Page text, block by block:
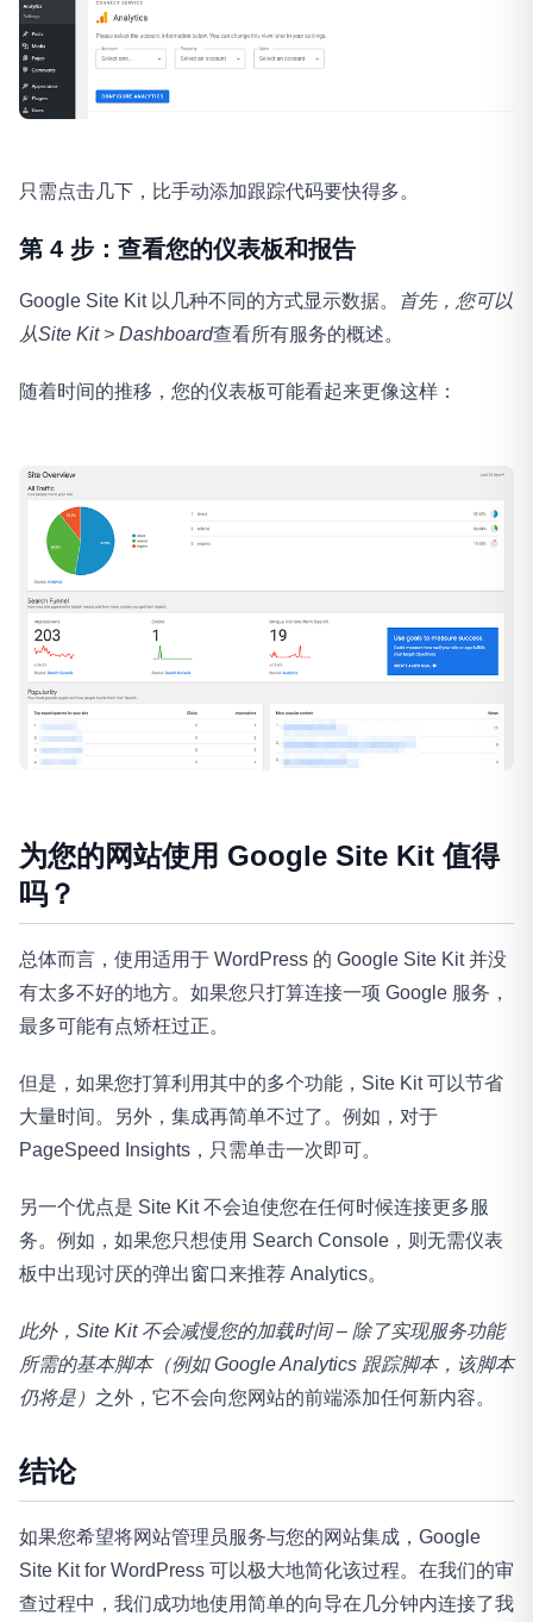
只需点击几下，比手动添加跟踪代码要快得多。
第 4 步：查看您的仪表板和报告
Google Site Kit 以几种不同的方式显示数据。
首先，您可以
从Site Kit > Dashboard查看所有服务的概述。
随着时间的推移，您的仪表板可能看起来更像这样：
为您的网站使用 Google Site Kit 值得
吗？
总体而言，使用适用于 WordPress 的 Google Site Kit 并没
有太多不好的地方。如果您只打算连接一项 Google 服务，
最多可能有点矫枉过正。
但是，如果您打算利用其中的多个功能，Site Kit 可以节省
大量时间。另外，集成再简单不过了。例如，对于
PageSpeed Insights，只需单击一次即可。
另一个优点是 Site Kit 不会迫使您在任何时候连接更多服
务。例如，如果您只想使用 Search Console，则无需仪表
板中出现讨厌的弹出窗口来推荐 Analytics。
此外，Site Kit 不会减慢您的加载时间 – 除了实现服务功能
所需的基本脚本（例如 Google Analytics 跟踪脚本，该脚本
仍将是） 之外，它不会向您网站的前端添加任何新内容。
结论
如果您希望将网站管理员服务与您的网站集成，Google
Site Kit for WordPress 可以极大地简化该过程。在我们的审
查过程中，我们成功地使用简单的向导在几分钟内连接了我